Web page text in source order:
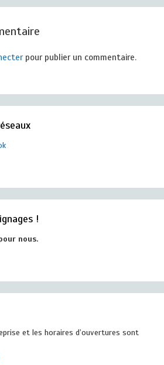
pour publier un commentaire.
!
nous.
et les horaires d’ouvertures sont